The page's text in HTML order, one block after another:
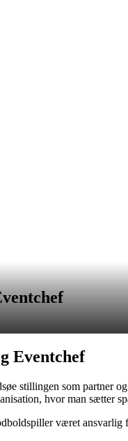
Eventchef
stillingen som partner
hvor man sætter
været